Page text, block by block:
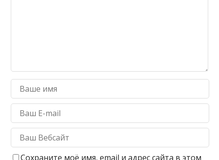
Сохраните моё имя, email и адрес сайта в этом